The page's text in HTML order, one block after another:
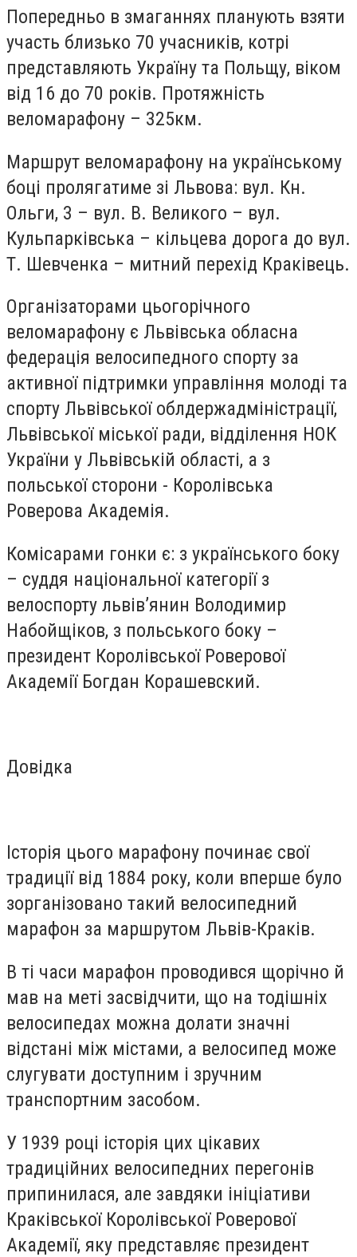
Попередньо в змаганнях планують взяти
участь близько 70 учасників, котрі
представляють Україну та Польщу, віком
від 16 до 70 років. Протяжність
веломарафону – 325км.
Маршрут веломарафону на українському
боці пролягатиме зі Львова: вул. Кн.
Ольги, 3 – вул. В. Великого – вул.
Кульпарківська – кільцева дорога до вул.
Т. Шевченка – митний перехід Краківець.
Організаторами цьогорічного
веломарафону є Львівська обласна
федерація велосипедного спорту за
активної підтримки управління молоді та
спорту Львівської облдержадміністрації,
Львівської міської ради, відділення НОК
України у Львівській області, а з
польської сторони - Королівська
Роверова Академія.
Комісарами гонки є: з українського боку
– суддя національної категорії з
велоспорту львів’янин Володимир
Набойщіков, з польського боку –
президент Королівської Роверової
Академії Богдан Корашевский.
Довідка
Історія цього марафону починає свої
традиції від 1884 року, коли вперше було
зорганізовано такий велосипедний
марафон за маршрутом Львів-Краків.
В ті часи марафон проводився щорічно й
мав на меті засвідчити, що на тодішніх
велосипедах можна долати значні
відстані між містами, а велосипед може
слугувати доступним і зручним
транспортним засобом.
У 1939 році історія цих цікавих
традиційних велосипедних перегонів
припинилася, але завдяки ініціативи
Краківської Королівської Роверової
Академії, яку представляє президент